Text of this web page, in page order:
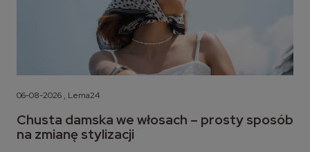
06-08-2026 , Lema24
Chusta damska we włosach – prosty sposób
na zmianę stylizacji